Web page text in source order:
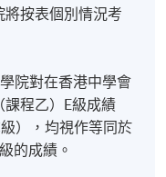
按表個別情況考
院對在香港中學會
程乙）E級成績
），均視作等同於
的成績。